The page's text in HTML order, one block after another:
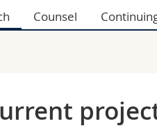
Economics and Social
Counsel